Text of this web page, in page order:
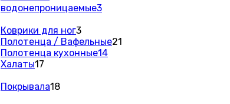
водонепроницаемые3
Коврики для ног3
Полотенца / Вафельные21
Полотенца кухонные14
Халаты17
Покрывала18